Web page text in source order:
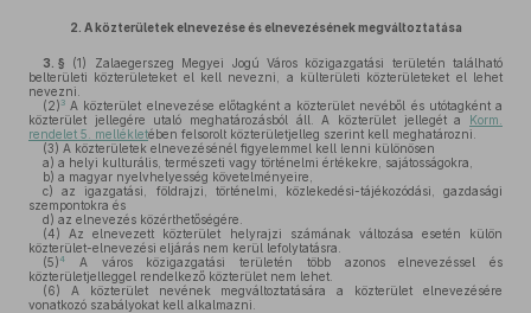
2. A közterületek elnevezése és elnevezésének megváltoztatása
3. § (1)
Zalaegerszeg Megyei Jogú Város közigazgatási területén található
belterületi közterületeket el kell nevezni, a külterületi közterületeket el lehet
nevezni.
(2) 3 A közterület elnevezése előtagként a közterület nevéből és utótagként a
közterület jellegére utaló meghatározásból áll. A közterület jellegét a Korm.
rendelet 5. mellékletében felsorolt közterületjelleg szerint kell meghatározni.
(3) A közterületek elnevezésénél figyelemmel kell lenni különösen
a) a helyi kulturális, természeti vagy történelmi értékekre, sajátosságokra,
b) a magyar nyelvhelyesség követelményeire,
c) az igazgatási, földrajzi, történelmi, közlekedési-tájékozódási, gazdasági
szempontokra és
d) az elnevezés közérthetőségére.
(4) Az elnevezett közterület helyrajzi számának változása esetén külön
közterület-elnevezési eljárás nem kerül lefolytatásra.
(5)4
A város közigazgatási területén több azonos elnevezéssel és
közterületjelleggel rendelkező közterület nem lehet.
(6) A közterület nevének megváltoztatására a közterület elnevezésére
vonatkozó szabályokat kell alkalmazni.